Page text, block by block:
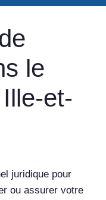
le
et-
juridique pour
ou assurer votre